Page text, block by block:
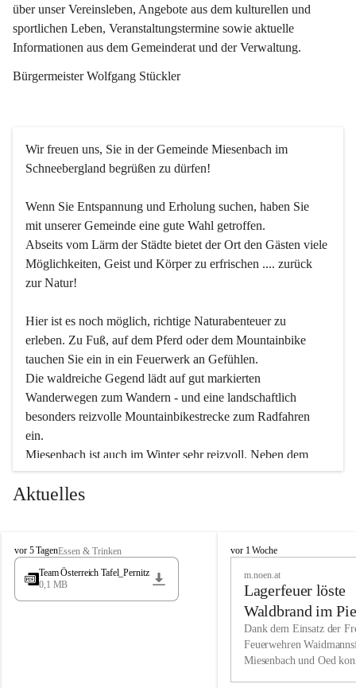
über unser Vereinsleben, Angebote aus dem kulturellen und
sportlichen Leben, Veranstaltungstermine sowie aktuelle
Informationen aus dem Gemeinderat und der Verwaltung.
Bürgermeister Wolfgang Stückler
Wir freuen uns, Sie in der Gemeinde Miesenbach im
Schneebergland begrüßen zu dürfen!
Wenn Sie Entspannung und Erholung suchen, haben Sie
mit unserer Gemeinde eine gute Wahl getroffen.
Abseits vom Lärm der Städte bietet der Ort den Gästen viele
Möglichkeiten, Geist und Körper zu erfrischen .... zurück
zur Natur!
Hier ist es noch möglich, richtige Naturabenteuer zu
erleben. Zu Fuß, auf dem Pferd oder dem Mountainbike
tauchen Sie ein in ein Feuerwerk an Gefühlen.
Die waldreiche Gegend lädt auf gut markierten
Wanderwegen zum Wandern - und eine landschaftlich
besonders reizvolle Mountainbikestrecke zum Radfahren
ein.
Miesenbach ist auch im Winter sehr reizvoll. Neben dem
Eisstockschießen gibt es auf dem nahe gelegenen Unterberg
wunderschöne Naturschneepisten, die zum Schifahren oder
vielfältige Angebot unserer Kulturvereine.
Überzeugen Sie sich selbst, dass Sie in Miesenbach sowie
in den Beherbergungsbetrieben, Gaststätten und urigen
Wir kennen Miesenbach als lebens- und liebenswerten Ort.
Tradition und Innovation werden ebenso groß geschrieben
Aktuelles
M
i
s
vor 5 TagenEssen & Trinken
Team Österreich Tafel_Pernitz
0,1 MB
M
h
vor 1 Woche
m.noen.at
Lagerfeuer löste
Waldbrand im
aus
Dank dem Einsatz der
Feuerwehren
Miesenbach und Oed